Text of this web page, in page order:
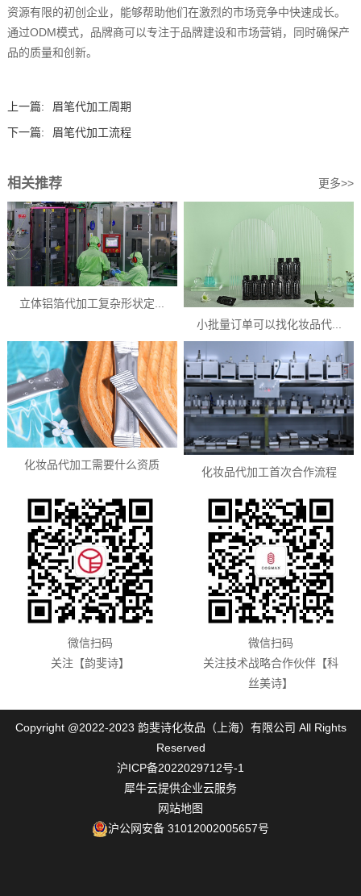
资源有限的初创企业，能够帮助他们在激烈的市场竞争中快速成长。
通过ODM模式，品牌商可以专注于品牌建设和市场营销，同时确保产
品的质量和创新。
上一篇:
眉笔代加工周期
下一篇:
眉笔代加工流程
相关推荐 更多>>
立体铝箔代加工复杂形状定...
小批量订单可以找化妆品代...
化妆品代加工需要什么资质
化妆品代加工首次合作流程
微信扫码
关注【韵斐诗】
微信扫码
关注技术战略合作伙伴【科
丝美诗】
Copyright @2022-2023 韵斐诗化妆品（上海）有限公司 All Rights
Reserved
沪ICP备2022029712号-1
犀牛云提供企业云服务
网站地图
沪公网安备 31012002005657号